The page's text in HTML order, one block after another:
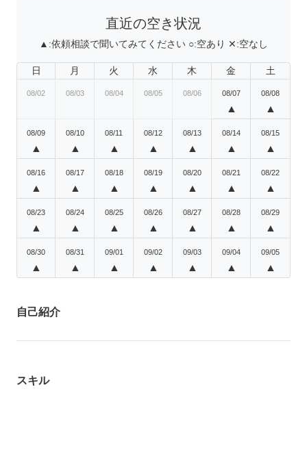
直近の空き状況
▲:依頼相談で聞いてみてください ○:空あり ✕:空なし
日 月 火 水 木 金 土
08/02 08/03 08/04 08/05 08/06 08/07
▲
08/08
▲
08/09
▲
08/10
▲
08/11
▲
08/12
▲
08/13
▲
08/14
▲
08/15
▲
08/16
▲
08/17
▲
08/18
▲
08/19
▲
08/20
▲
08/21
▲
08/22
▲
08/23
▲
08/24
▲
08/25
▲
08/26
▲
08/27
▲
08/28
▲
08/29
▲
08/30
▲
08/31
▲
09/01
▲
09/02
▲
09/03
▲
09/04
▲
09/05
▲
自己紹介
スキル